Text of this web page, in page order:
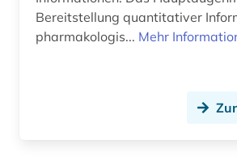
Bereitstellung quantitativer
pharmakologis... Mehr